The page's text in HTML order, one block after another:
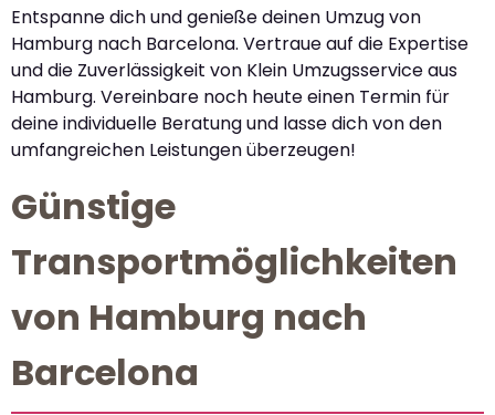
Entspanne dich und genieße deinen Umzug von
Hamburg nach Barcelona. Vertraue auf die Expertise
und die Zuverlässigkeit von Klein Umzugsservice aus
Hamburg. Vereinbare noch heute einen Termin für
deine individuelle Beratung und lasse dich von den
umfangreichen Leistungen überzeugen!
Günstige
Transportmöglichkeiten
von Hamburg nach
Barcelona